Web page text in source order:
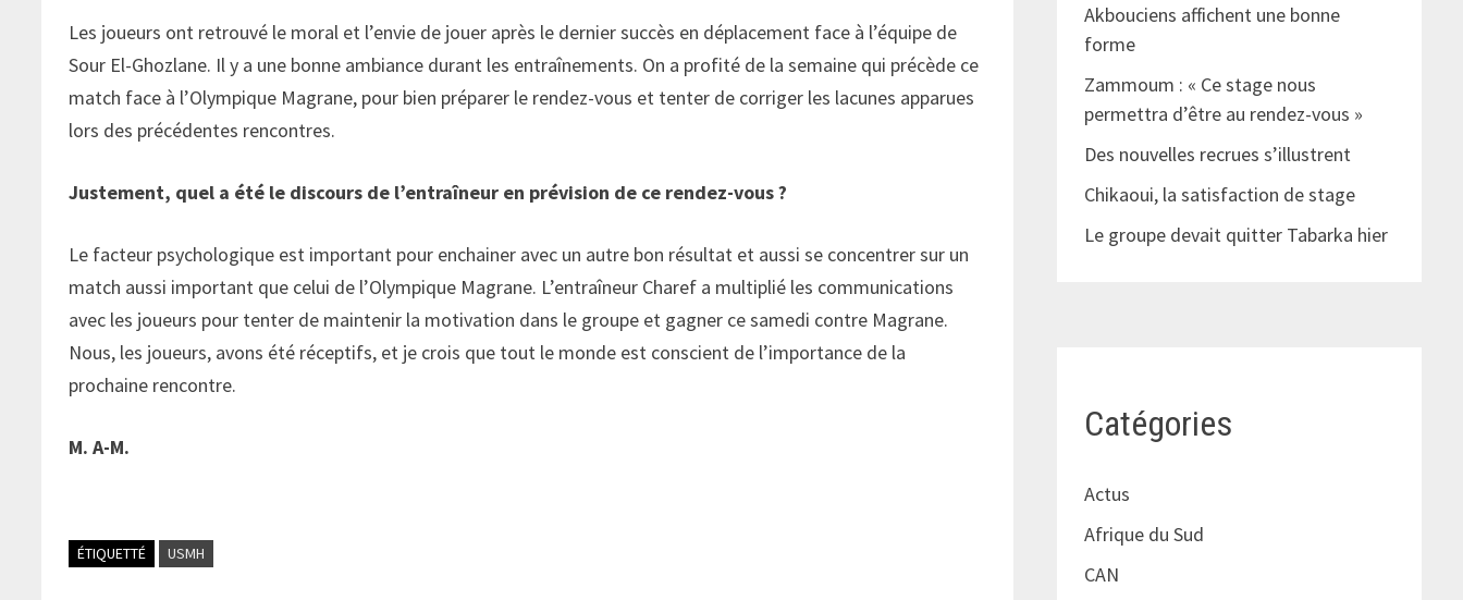
Les joueurs ont retrouvé le moral et l’envie de jouer après le dernier succès en déplacement face à l’équipe de
Sour El-Ghozlane. Il y a une bonne ambiance durant les entraînements. On a profité de la semaine qui précède ce
match face à l’Olympique Magrane, pour bien préparer le rendez-vous et tenter de corriger les lacunes apparues
lors des précédentes rencontres.
Justement, quel a été le discours de l’entraîneur en prévision de ce rendez-vous ?
Le facteur psychologique est important pour enchainer avec un autre bon résultat et aussi se concentrer sur un
match aussi important que celui de l’Olympique Magrane. L’entraîneur Charef a multiplié les communications
avec les joueurs pour tenter de maintenir la motivation dans le groupe et gagner ce samedi contre Magrane.
Nous, les joueurs, avons été réceptifs, et je crois que tout le monde est conscient de l’importance de la
prochaine rencontre.
M. A-M.
ÉTIQUETTÉ USMH
Akbouciens affichent une bonne
forme
Zammoum : « Ce stage nous
permettra d’être au rendez-vous »
Des nouvelles recrues s’illustrent
Chikaoui, la satisfaction de stage
Le groupe devait quitter Tabarka hier
Catégories
Actus
Afrique du Sud
CAN